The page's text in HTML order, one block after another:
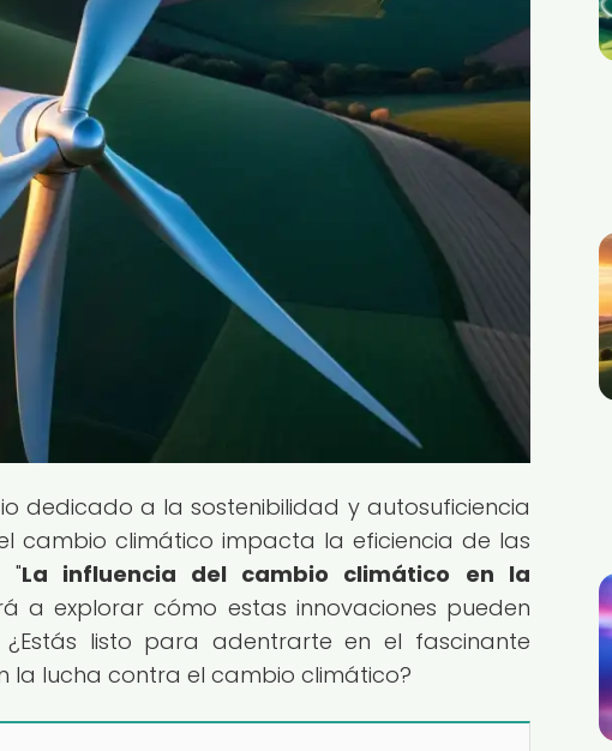
dedicado a la sostenibilidad y autosuficiencia
cambio climático impacta la eficiencia de las
"La influencia del cambio climático en la
a explorar cómo estas innovaciones pueden
listo para adentrarte en el fascinante
la lucha contra el cambio climático?